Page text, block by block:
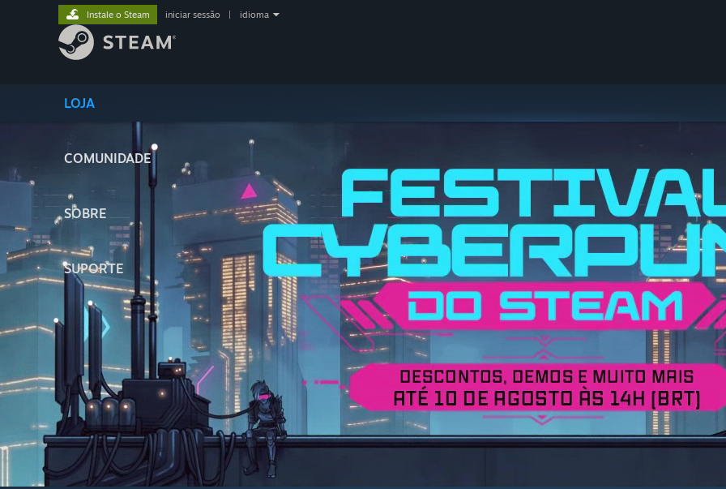
LOJA
COMUNIDADE
SOBRE
SUPORTE
Instale o Steam iniciar sessão idioma